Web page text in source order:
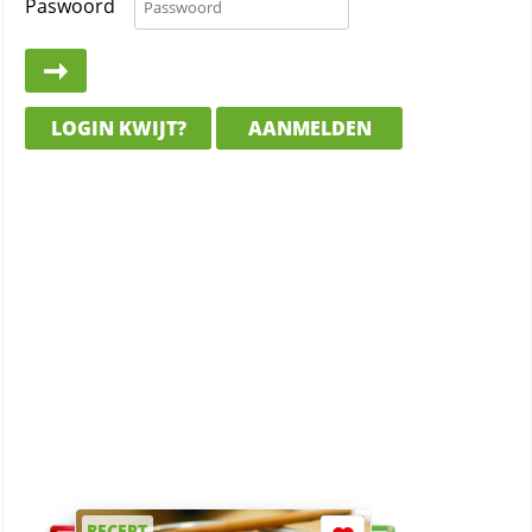
Paswoord
LOGIN KWIJT? AANMELDEN